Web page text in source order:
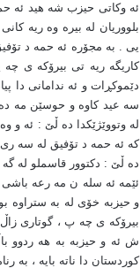
ئه وکاتی حیزب شه هید ئه
بلووریان له بیره وه ریه
یی . به مجۆره ئه حمه د
کاریگه ریه تی بیرۆکه ی
دێموکڕات و ئه ندامانی دا
سه عید کاوه و حوسێن مه
له وتووێژێکدا ده ڵێ : ئه و
که ئه حمه د تۆفیق له سه ری
ده ڵێ : دکتوور قاسملو له
و حیزبه خۆی له به ستراوه
بیرۆکه ی چه پ ، گوتاری
ش ئه و حیزبه به هه ردوو
کوردستان دا ناته بایه ، به